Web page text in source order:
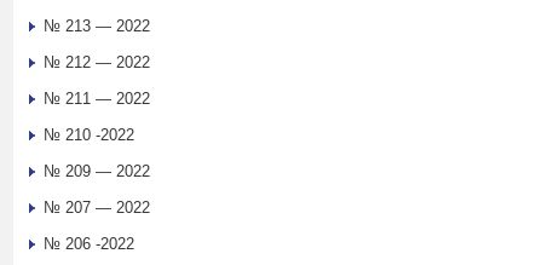
№ 213 — 2022
№ 212 — 2022
№ 211 — 2022
№ 210 -2022
№ 209 — 2022
№ 207 — 2022
№ 206 -2022